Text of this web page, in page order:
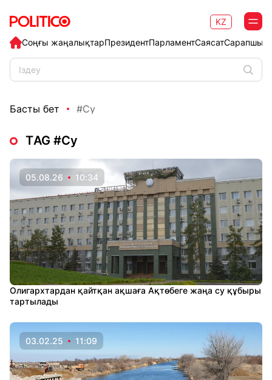
Соңғы жаңалықтарПрезидентПарламентСаясат
KZ
Басты бет #Су
ТAG #Су
05.08.26 10:34
Олигархтардан қайтқан ақшаға Ақтөбеге жаңа су құбыры
тартылады
03.02.25 11:09